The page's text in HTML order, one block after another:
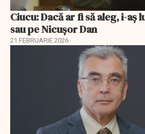
Ciucu: Dacă ar fi să aleg, i-aș
sau pe Nicușor Dan
21 FEBRUARIE 2026